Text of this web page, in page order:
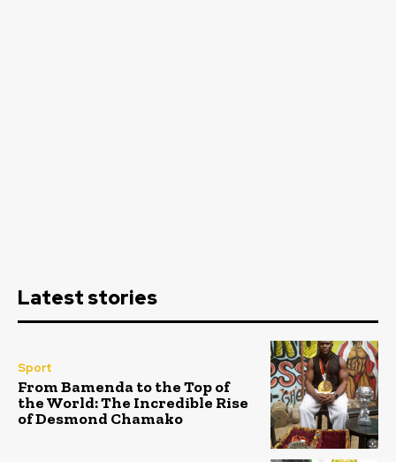
Latest stories
Sport
From Bamenda to the Top of
the World: The Incredible Rise
of Desmond Chamako